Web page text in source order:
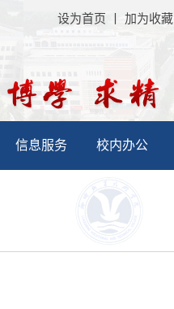
设为首页 加为收藏
信息服务 校内办公